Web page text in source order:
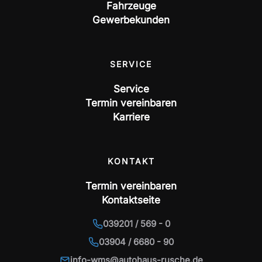
Fahrzeuge
Gewerbekunden
SERVICE
Service
Termin vereinbaren
Karriere
KONTAKT
Termin vereinbaren
Kontaktseite
039201 / 569 - 0
03904 / 6680 - 90